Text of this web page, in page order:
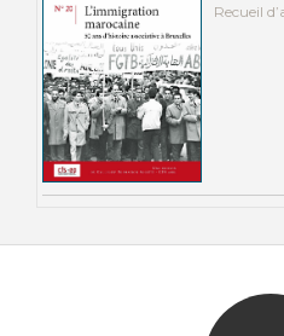
Recueil